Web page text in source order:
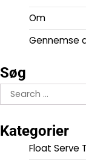
Om
Gennemse
Søg
Search
for:
Kategorier
Float Serve